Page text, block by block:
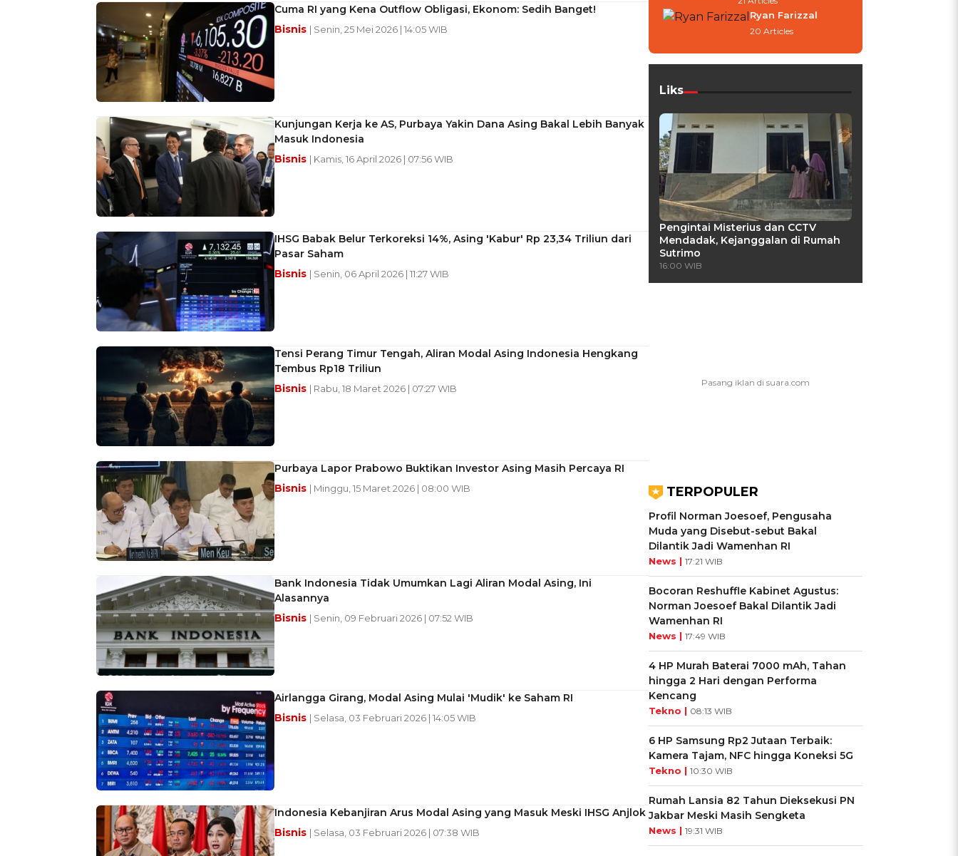
Cuma RI yang Kena Outflow Obligasi, Ekonom: Sedih Banget!
Bisnis | Senin, 25 Mei 2026 | 14:05 WIB
Kunjungan Kerja ke AS, Purbaya Yakin Dana Asing Bakal Lebih Banyak
Masuk Indonesia
Bisnis | Kamis, 16 April 2026 | 07:56 WIB
IHSG Babak Belur Terkoreksi 14%, Asing 'Kabur' Rp 23,34 Triliun dari
Pasar Saham
Bisnis | Senin, 06 April 2026 | 11:27 WIB
Tensi Perang Timur Tengah, Aliran Modal Asing Indonesia Hengkang
Tembus Rp18 Triliun
Bisnis | Rabu, 18 Maret 2026 | 07:27 WIB
Purbaya Lapor Prabowo Buktikan Investor Asing Masih Percaya RI
Bisnis | Minggu, 15 Maret 2026 | 08:00 WIB
Bank Indonesia Tidak Umumkan Lagi Aliran Modal Asing, Ini
Alasannya
Bisnis | Senin, 09 Februari 2026 | 07:52 WIB
Airlangga Girang, Modal Asing Mulai 'Mudik' ke Saham RI
Bisnis | Selasa, 03 Februari 2026 | 14:05 WIB
Indonesia Kebanjiran Arus Modal Asing yang Masuk Meski IHSG Anjlok
Bisnis | Selasa, 03 Februari 2026 | 07:38 WIB
Ryan Farizzal
20 Articles
Liks
Pengintai Misterius dan CCTV
Mendadak, Kejanggalan di Rumah
Sutrimo
16:00 WIB
TERPOPULER
Profil Norman Joesoef, Pengusaha
Muda yang Disebut-sebut Bakal
Dilantik Jadi Wamenhan RI
News | 17:21 WIB
Bocoran Reshuffle Kabinet Agustus:
Norman Joesoef Bakal Dilantik Jadi
Wamenhan RI
News | 17:49 WIB
4 HP Murah Baterai 7000 mAh, Tahan
hingga 2 Hari dengan Performa
Kencang
Tekno | 08:13 WIB
6 HP Samsung Rp2 Jutaan Terbaik:
Kamera Tajam, NFC hingga Koneksi 5G
Tekno | 10:30 WIB
Rumah Lansia 82 Tahun Dieksekusi PN
Jakbar Meski Masih Sengketa
News | 19:31 WIB